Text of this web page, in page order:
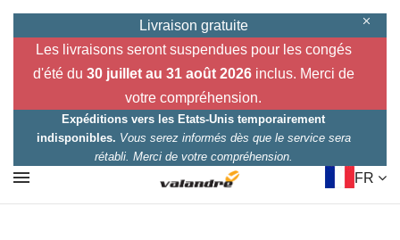
Livraison gratuite
Les livraisons seront suspendues pour les congés
d'été du 30 juillet au 31 août 2026inclus. Merci de
votre compréhension.
Expéditions vers les Etats-Unis temporairement
indisponibles. Vous serez informés dès que le service sera
rétabli. Merci de votre compréhension.
FR